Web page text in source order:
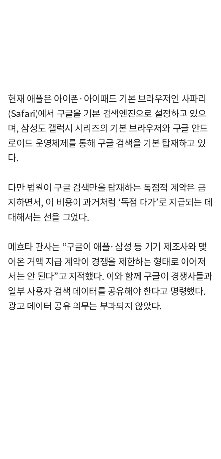
현재 애플은 아이폰·아이패드 기본 브라우저인 사파리
(Safari)에서 구글을 기본 검색엔진으로 설정하고 있으
며, 삼성도 갤럭시 시리즈의 기본 브라우저와 구글 안드
로이드 운영체제를 통해 구글 검색을 기본 탑재하고 있
다.
다만 법원이 구글 검색만을 탑재하는 독점적 계약은 금
지하면서, 이 비용이 과거처럼 ‘독점 대가’로 지급되는 데
대해서는 선을 그었다.
메흐타 판사는 “구글이 애플·삼성 등 기기 제조사와 맺
어온 거액 지급 계약이 경쟁을 제한하는 형태로 이어져
서는 안 된다”고 지적했다. 이와 함께 구글이 경쟁사들과
일부 사용자 검색 데이터를 공유해야 한다고 명령했다.
광고 데이터 공유 의무는 부과되지 않았다.